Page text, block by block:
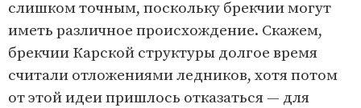
слишком точным, поскольку брекчии могут
иметь различное происхождение. Скажем,
брекчии Карской структуры долгое время
считали отложениями ледников, хотя потом
от этой идеи пришлось отказаться — для